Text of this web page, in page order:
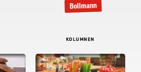
Bollmann
KOLUMNEN